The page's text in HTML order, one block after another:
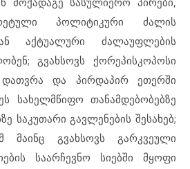
პოლიტიკური ძალის
აქტუალური ძალაუფლების
გვახსოვს ქორეპისკოპოსი
და პირდაპირ ეთერში
სახელმწიფო თანამდებობებზე
საკუთარი გავლენების შესახებ;
მაინც გვახსოვს გარკვეული
საარჩევნო სიებში მყოფი